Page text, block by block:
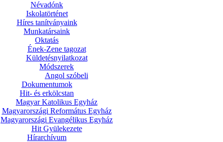
Névadónk
Iskolatörténet
Híres tanítványaink
Munkatársaink
Oktatás
Ének-Zene tagozat
Küldetésnyilatkozat
Módszerek
Angol szóbeli
Dokumentumok
Hit- és erkölcstan
Magyar Katolikus Egyház
Magyarországi Református Egyház
Magyarországi Evangélikus Egyház
Hit Gyülekezete
Hírarchívum